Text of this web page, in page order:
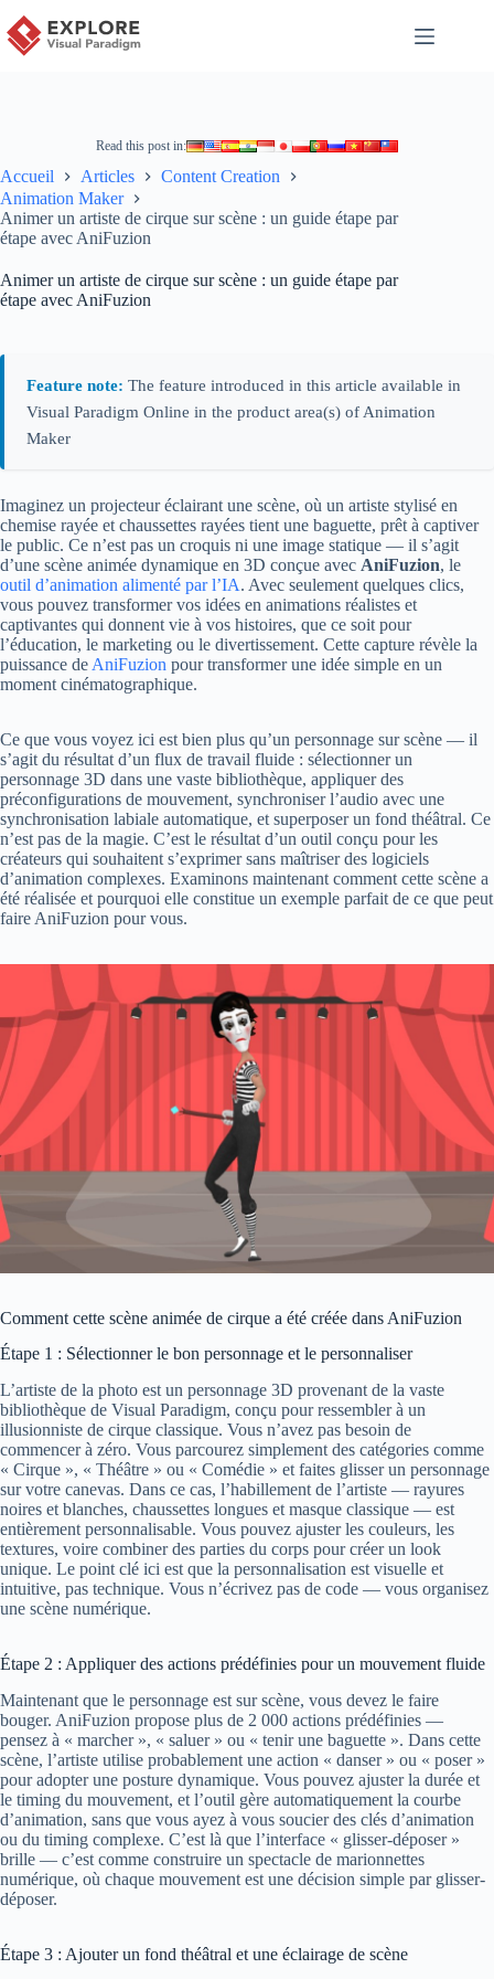
Read this post in:
Accueil Articles
Content Creation
Animation Maker
Animer un artiste de cirque sur scène : un guide étape par
étape avec AniFuzion
Animer un artiste de cirque sur scène : un guide étape par
étape avec AniFuzion
Feature note: The feature introduced in this article available in
Visual Paradigm Online in the product area(s) of Animation
Maker
Imaginez un projecteur éclairant une scène, où un artiste stylisé en
chemise rayée et chaussettes rayées tient une baguette, prêt à captiver
le public. Ce n’est pas un croquis ni une image statique — il s’agit
d’une scène animée dynamique en 3D conçue avec AniFuzion, le
outil d’animation alimenté par l’IA. Avec seulement quelques clics,
vous pouvez transformer vos idées en animations réalistes et
captivantes qui donnent vie à vos histoires, que ce soit pour
l’éducation, le marketing ou le divertissement. Cette capture révèle la
puissance de AniFuzion pour transformer une idée simple en un
moment cinématographique.
Ce que vous voyez ici est bien plus qu’un personnage sur scène — il
s’agit du résultat d’un flux de travail fluide : sélectionner un
personnage 3D dans une vaste bibliothèque, appliquer des
préconfigurations de mouvement, synchroniser l’audio avec une
synchronisation labiale automatique, et superposer un fond théâtral. Ce
n’est pas de la magie. C’est le résultat d’un outil conçu pour les
créateurs qui souhaitent s’exprimer sans maîtriser des logiciels
d’animation complexes. Examinons maintenant comment cette scène a
été réalisée et pourquoi elle constitue un exemple parfait de ce que peut
faire AniFuzion pour vous.
Comment cette scène animée de cirque a été créée dans AniFuzion
Étape 1 : Sélectionner le bon personnage et le personnaliser
L’artiste de la photo est un personnage 3D provenant de la vaste
bibliothèque de Visual Paradigm, conçu pour ressembler à un
illusionniste de cirque classique. Vous n’avez pas besoin de
commencer à zéro. Vous parcourez simplement des catégories comme
« Cirque », « Théâtre » ou « Comédie » et faites glisser un personnage
sur votre canevas. Dans ce cas, l’habillement de l’artiste — rayures
noires et blanches, chaussettes longues et masque classique — est
entièrement personnalisable. Vous pouvez ajuster les couleurs, les
textures, voire combiner des parties du corps pour créer un look
unique. Le point clé ici est que la personnalisation est visuelle et
intuitive, pas technique. Vous n’écrivez pas de code — vous organisez
une scène numérique.
Étape 2 : Appliquer des actions prédéfinies pour un mouvement fluide
Maintenant que le personnage est sur scène, vous devez le faire
bouger. AniFuzion propose plus de 2 000 actions prédéfinies —
pensez à « marcher », « saluer » ou « tenir une baguette ». Dans cette
scène, l’artiste utilise probablement une action « danser » ou « poser »
pour adopter une posture dynamique. Vous pouvez ajuster la durée et
le timing du mouvement, et l’outil gère automatiquement la courbe
d’animation, sans que vous ayez à vous soucier des clés d’animation
ou du timing complexe. C’est là que l’interface « glisser-déposer »
brille — c’est comme construire un spectacle de marionnettes
numérique, où chaque mouvement est une décision simple par glisser-
déposer.
Étape 3 : Ajouter un fond théâtral et une éclairage de scène